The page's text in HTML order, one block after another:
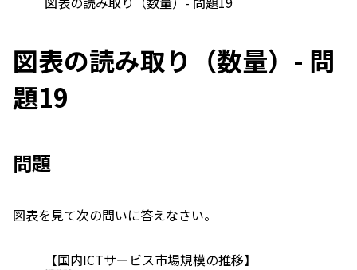
図表の読み取り（数量）- 問
題19
問題
図表を見て次の問いに答えなさい。
【国内ICTサービス市場規模の推移】